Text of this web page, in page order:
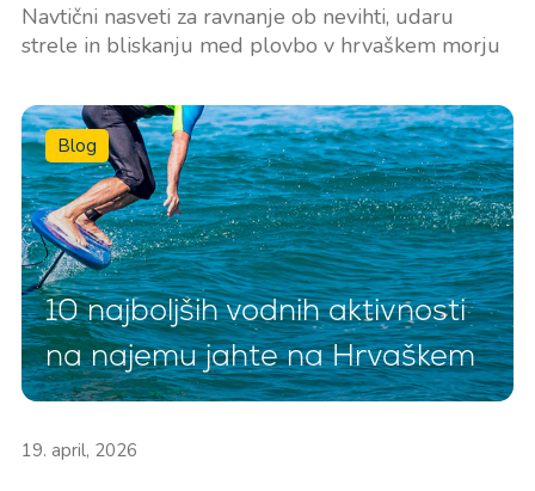
Navtični nasveti za ravnanje ob nevihti, udaru
strele in bliskanju med plovbo v hrvaškem morju
Blog
10 najboljših vodnih aktivnosti
na najemu jahte na Hrvaškem
19. april, 2026